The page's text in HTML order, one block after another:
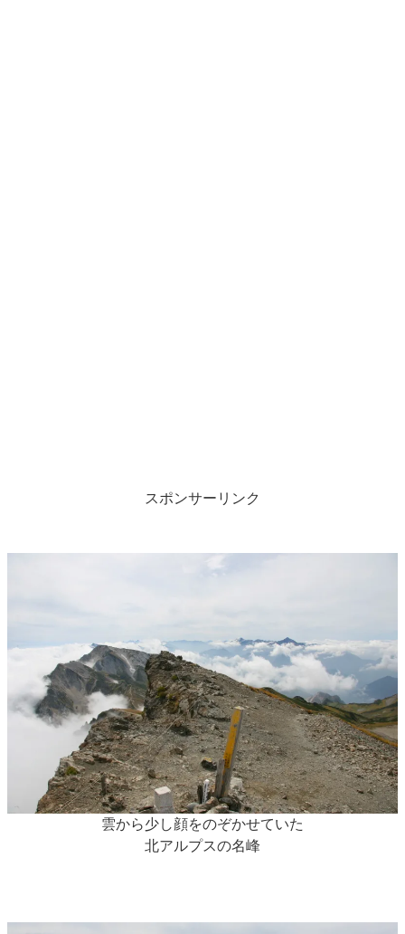
スポンサーリンク
雲から少し顔をのぞかせていた
北アルプスの名峰